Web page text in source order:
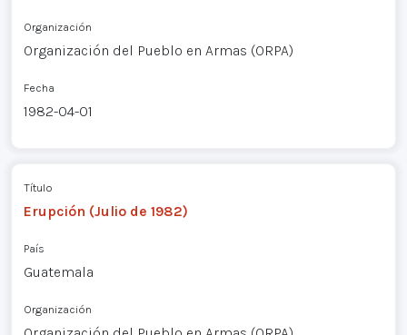
Organización
Organización del Pueblo en Armas (ORPA)
Fecha
1982-04-01
Título
Erupción (Julio de 1982)
País
Guatemala
Organización